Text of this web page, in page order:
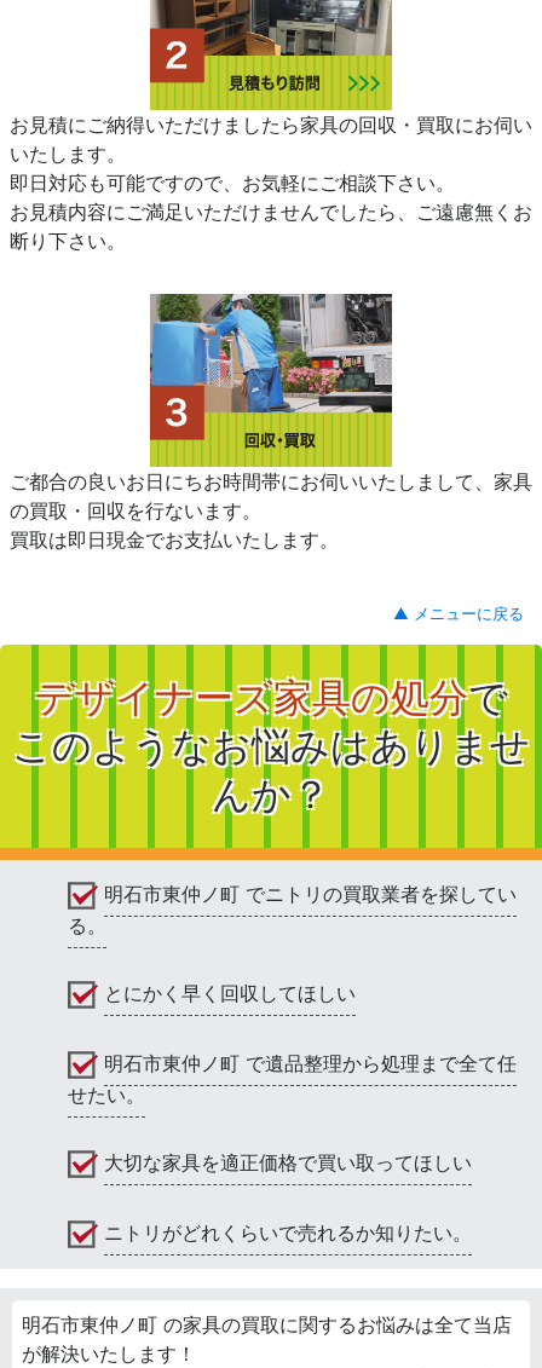
お見積にご納得いただけましたら家具の回収・買取にお伺い
いたします。
即日対応も可能ですので、お気軽にご相談下さい。
お見積内容にご満足いただけませんでしたら、ご遠慮無くお
断り下さい。
ご都合の良いお日にちお時間帯にお伺いいたしまして、家具
の買取・回収を行ないます。
買取は即日現金でお支払いたします。
▲ メニューに戻る
デザイナーズ家具の処分で
このようなお悩みはありませ
んか？
明石市東仲ノ町 でニトリの買取業者を探してい
る。
とにかく早く回収してほしい
明石市東仲ノ町 で遺品整理から処理まで全て任
せたい。
大切な家具を適正価格で買い取ってほしい
ニトリがどれくらいで売れるか知りたい。
明石市東仲ノ町 の家具の買取に関するお悩みは全て当店
が解決いたします！